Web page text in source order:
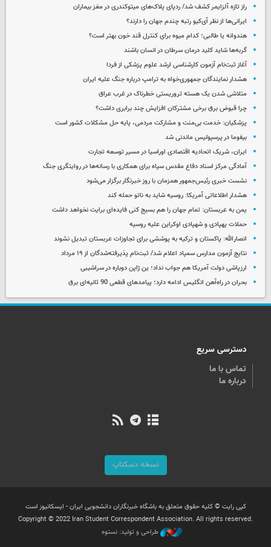
راز تازه آلزایمر کشف شد/ ردپای پلاک‌های میتوکندری در مغز بیماران
ایرانی‌ها از نظر آی‌کیو رتبه چندم جهان را دارند؟
هندوانه یا طالبی؛ کدام‌ میوه برای کنترل قند خون بهتر است؟
گربه‌ها شاید کلید درمان سرطان در انسان باشند
آغاز ثبت‌نام‌ آزمون کارشناسی ارشد علوم پزشکی از فردا
هشدار نمایندگان جمهوری‌خواه به ترامپ درباره جنگ علیه ایران
متلاشی شدن یک هسته تروریستی خطرناک در غرب عراق
چرا قبوض برق برخی مشترکان افزایش چند برابری داشت؟
پزشکیان: خدمت بی‌منت و مشارکت مردمی، پایه حل مشکلات کشور است
بیفوما در پرسپولیس ماندنی شد
ایران، شریک اتحادیه اقتصادی اوراسیا در مسیر توسعه تجارت
آمادگی مرکز اسناد دفاع مقدس سپاه برای همکاری با رسانه‌ها در روایتگری جنگ
نشست خبری رئیس‌جمهور همزمان با روز خبرنگار برگزار می‌شود
هشدار اطلاعاتی آمریکا: روسیه شاید به ناتو حمله کند
یمن به عربستان: تمام جهان را هم بسیج کنی فایده‌ای برایت نخواهد داشت
حملات پهپادی و شهپادی اوکراین علیه روسیه
انصارالله: پاکستان و ترکیه به پوششی برای تجاوزات عربستان تبدیل نشوند
نتایج آزمون مدارس سمپاد اعلام شد/ ثبت‌نام پذیرفته‌شدگان از ۱۹ مرداد
ارزپاشی دولت آمریکا هم جواب نداد؛ ین ژاپن دوباره در سراشیبی
بحران در راه‌آهن انگلیس ادامه دارد؛ پیامدهای قطعی 90 ثانیه‌ای برق
دسترسی سریع
تماس با ما
درباره ما
نسخه دسکتاپ
کپی رایت © کلیه حقوق متعلق به باشگاه خبرنگاران دانشجویی ایران - ایسکانیوز است
Copyright © 2022 Iran Student Correspondent Association. All rights reserved.
طراحی و تولید: نستوه